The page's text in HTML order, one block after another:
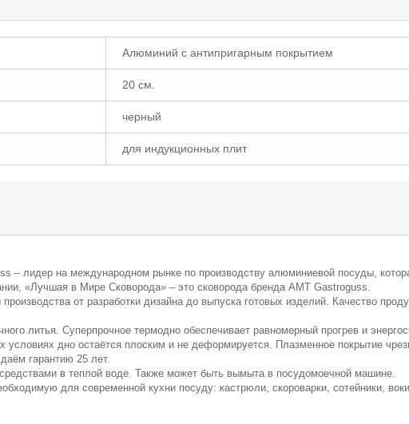
Алюминий с антипригарным покрытием
20 см.
черный
для индукционных плит
– лидер на международном рынке по производству алюминиевой посуды,
«Лучшая в Мире Сковорода» – это сковорода бренда АМТ Gastroguss.
от разработки дизайна до выпуска готовых изделий. Качество
литья. Суперпрочное термодно обеспечивает равномерный прогрев и
дно остаётся плоским и не деформируется. Плазменное покрытие
гарантию 25 лет.
в теплой воде. Также может быть вымыта в посудомоечной машине.
для современной кухни посуду: кастрюли, скороварки, сотейники,